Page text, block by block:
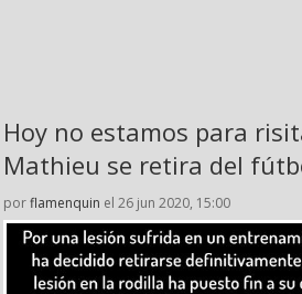
Hoy no estamos para
Mathieu se retira del
porflamenquin el 26 jun 2020, 15:00